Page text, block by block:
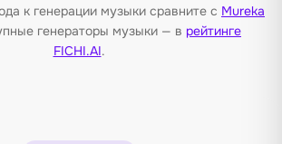
к генерации музыки сравните с Mureka
генераторы музыки — в рейтинге
FICHI.AI.